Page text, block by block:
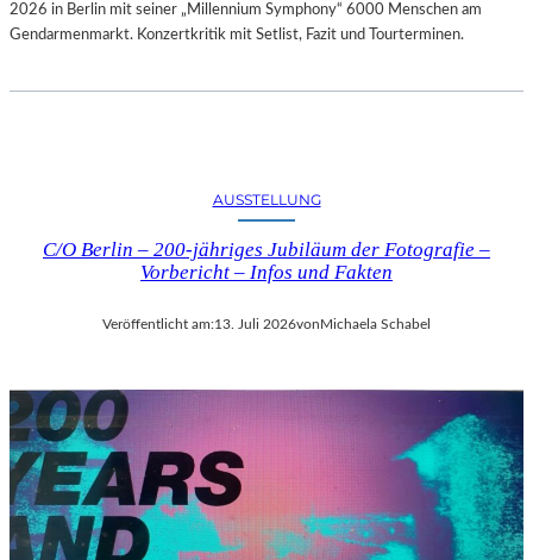
2026 in Berlin mit seiner „Millennium Symphony“ 6000 Menschen am
Gendarmenmarkt. Konzertkritik mit Setlist, Fazit und Tourterminen.
AUSSTELLUNG
C/O Berlin – 200-jähriges Jubiläum der Fotografie –
Vorbericht – Infos und Fakten
Veröffentlicht am:13. Juli 2026von Michaela Schabel